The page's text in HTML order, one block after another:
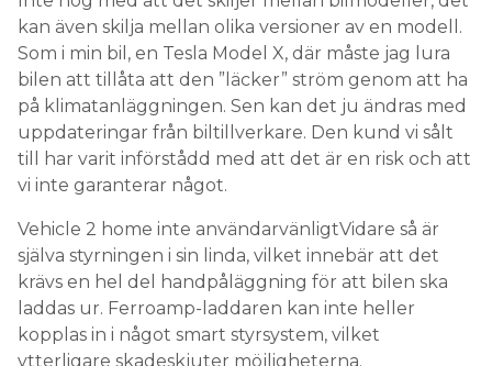
kan även skilja mellan olika versioner av en modell.
Som i min bil, en Tesla Model X, där måste jag lura
bilen att tillåta att den ”läcker” ström genom att ha
på klimatanläggningen. Sen kan det ju ändras med
uppdateringar från biltillverkare. Den kund vi sålt
till har varit införstådd med att det är en risk och att
vi inte garanterar något.
Vehicle 2 home inte användarvänligtVidare så är
själva styrningen i sin linda, vilket innebär att det
krävs en hel del handpåläggning för att bilen ska
laddas ur. Ferroamp-laddaren kan inte heller
kopplas in i något smart styrsystem, vilket
ytterligare skadeskjuter möjligheterna.